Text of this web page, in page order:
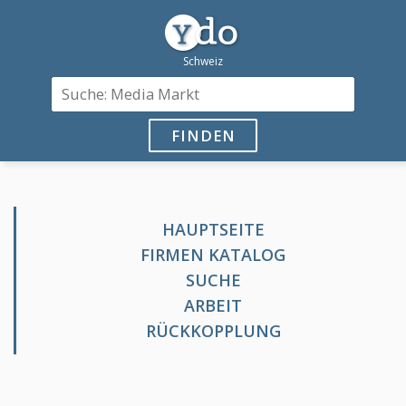
FINDEN
HAUPTSEITE
FIRMEN KATALOG
SUCHE
ARBEIT
RÜCKKOPPLUNG